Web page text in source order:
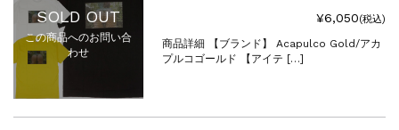
SOLD OUT
この商品へのお問い合
わせ
¥6,050(税込)
商品詳細 【ブランド】 Acapulco Gold/アカ
プルコゴールド 【アイテ […]